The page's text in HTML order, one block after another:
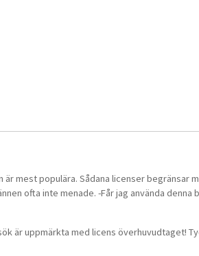
är mest populära. Sådana licenser begränsar
ofta inte menade. -Får jag använda denna
är uppmärkta med licens överhuvudtaget!